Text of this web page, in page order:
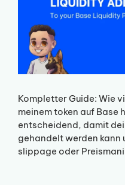
Kompletter Guide: Wie
meinem token auf
entscheidend, damit
gehandelt werden kann
slippage oder